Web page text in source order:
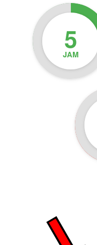
5
JAM